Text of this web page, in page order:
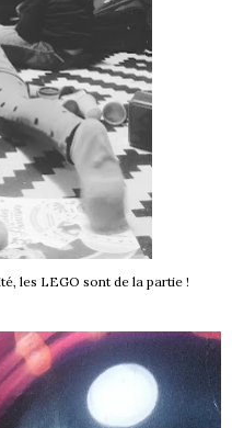
les LEGO sont de la partie !